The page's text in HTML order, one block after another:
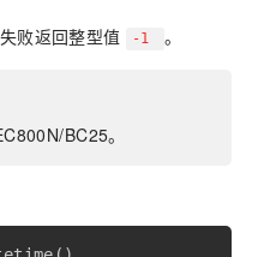
败返回整型值 -1 。
BC25。